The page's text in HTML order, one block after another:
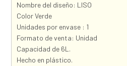
Nombre del diseño: LISO
Color Verde
Unidades por envase : 1
Formato de venta: Unidad
Capacidad de 6L.
Hecho en plástico.